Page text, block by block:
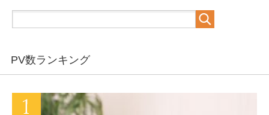
PV数ランキング